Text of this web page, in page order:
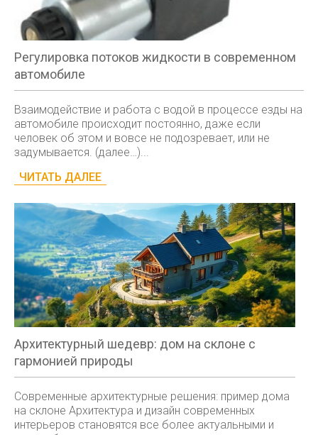
Регулировка потоков жидкости в современном
автомобиле
Взаимодействие и работа с водой в процессе езды на
автомобиле происходит постоянно, даже если
человек об этом и вовсе не подозревает, или не
задумывается. (далее…)...
ЧИТАТЬ ДАЛЕЕ
Архитектурный шедевр: дом на склоне с
гармонией природы
Современные архитектурные решения: пример дома
на склоне Архитектура и дизайн современных
интерьеров становятся все более актуальными и